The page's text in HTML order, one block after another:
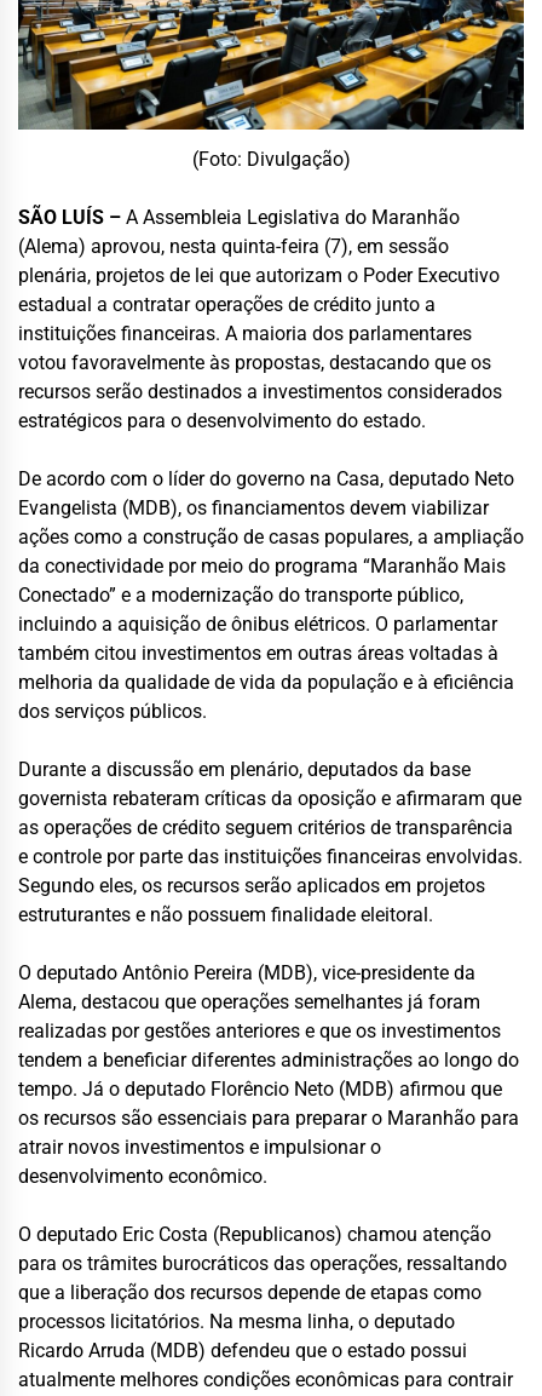
(Foto: Divulgação)
SÃO LUÍS – A Assembleia Legislativa do Maranhão
(Alema) aprovou, nesta quinta-feira (7), em sessão
plenária, projetos de lei que autorizam o Poder Executivo
estadual a contratar operações de crédito junto a
instituições financeiras. A maioria dos parlamentares
votou favoravelmente às propostas, destacando que os
recursos serão destinados a investimentos considerados
estratégicos para o desenvolvimento do estado.
De acordo com o líder do governo na Casa, deputado Neto
Evangelista (MDB), os financiamentos devem viabilizar
ações como a construção de casas populares, a ampliação
da conectividade por meio do programa “Maranhão Mais
Conectado” e a modernização do transporte público,
incluindo a aquisição de ônibus elétricos. O parlamentar
também citou investimentos em outras áreas voltadas à
melhoria da qualidade de vida da população e à eficiência
dos serviços públicos.
Durante a discussão em plenário, deputados da base
governista rebateram críticas da oposição e afirmaram que
as operações de crédito seguem critérios de transparência
e controle por parte das instituições financeiras envolvidas.
Segundo eles, os recursos serão aplicados em projetos
estruturantes e não possuem finalidade eleitoral.
O deputado Antônio Pereira (MDB), vice-presidente da
Alema, destacou que operações semelhantes já foram
realizadas por gestões anteriores e que os investimentos
tendem a beneficiar diferentes administrações ao longo do
tempo. Já o deputado Florêncio Neto (MDB) afirmou que
os recursos são essenciais para preparar o Maranhão para
atrair novos investimentos e impulsionar o
desenvolvimento econômico.
O deputado Eric Costa (Republicanos) chamou atenção
para os trâmites burocráticos das operações, ressaltando
que a liberação dos recursos depende de etapas como
processos licitatórios. Na mesma linha, o deputado
Ricardo Arruda (MDB) defendeu que o estado possui
atualmente melhores condições econômicas para contrair